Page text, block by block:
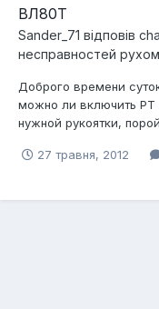
ВЛ80Т
Sander_71 відповів
несправностей
Доброго времени
можно ли включить РТ
нужной рукоятки,
27 травня, 2012